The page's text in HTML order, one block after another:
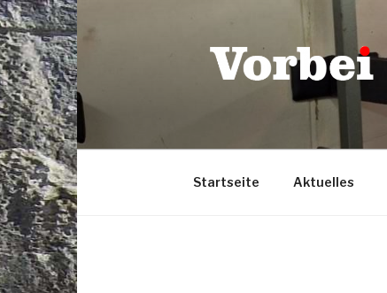
Zum
Inhalt
springen
Startseite Aktuelles